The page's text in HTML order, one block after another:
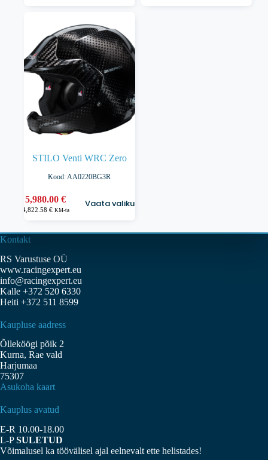
teha
tootelehel.
saab
teha
tootelehel.
STILO Venti WRC Zero
Kood: AA0220BG3R
5,980.00€
4,822.58 € KM-ta
Vaata valikuid
Sellel
tootel
varianti.
saab
teha
tootelehel.
Kontakt
RS Varustuse OÜ
www.racingexpert.eu
info@racingexpert.eu
Kalle +372 520 6330
Heiti +372 511 8599
Kaupluse aadress
Õlleköögi põik 2
Kurna, Rae vald
Harjumaa
75307
Asukoha kaart
Kauplus avatud
E-R 10.00-18.00
L-PSULETUD
Võimalusel ka töövälisel ajal eelnevalt ette helistades!